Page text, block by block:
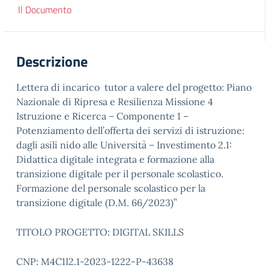
Il Documento
Descrizione
Lettera di incarico tutor a valere del progetto: Piano
Nazionale di Ripresa e Resilienza Missione 4
Istruzione e Ricerca – Componente 1 –
Potenziamento dell’offerta dei servizi di istruzione:
dagli asili nido alle Università – Investimento 2.1:
Didattica digitale integrata e formazione alla
transizione digitale per il personale scolastico.
Formazione del personale scolastico per la
transizione digitale (D.M. 66/2023)”
TITOLO PROGETTO: DIGITAL SKILLS
CNP: M4C1I2.1-2023-1222-P-43638